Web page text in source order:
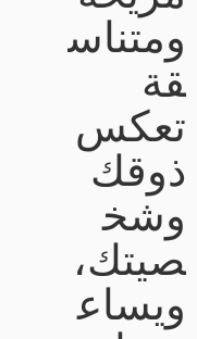
ومتناس
قة
تعكس
ذوقك
وشخ
صيتك،
ويساع